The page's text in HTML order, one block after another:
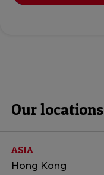
Our locations
ASIA
Hong Kong